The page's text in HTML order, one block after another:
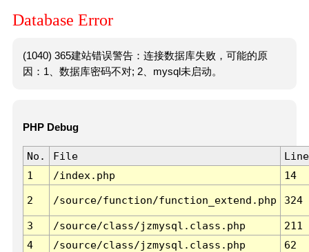
Database Error
(1040) 365建站错误警告：连接数据库失败，可能的原
因：1、数据库密码不对; 2、mysql未启动。
PHP Debug
No. File
Line
1
/index.php 14
2 /source/function/function_extend.php 324
3 /source/class/jzmysql.class.php
211
4
/source/class/jzmysql.class.php
62